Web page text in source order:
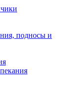
подносы и